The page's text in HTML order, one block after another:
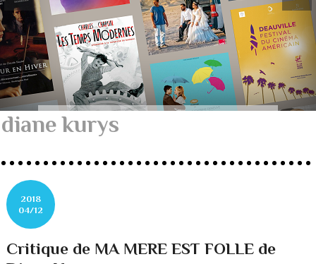
diane kurys
2018
04/12
Critique de MA MERE EST FOLLE de